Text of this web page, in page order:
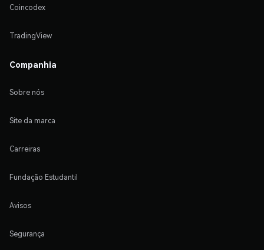
Coincodex
TradingView
Companhia
Sobre nós
Site da marca
Carreiras
Fundação Estudantil
Avisos
Segurança